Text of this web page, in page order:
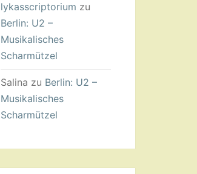
lykasscriptorium zu
Berlin: U2 –
Musikalisches
Scharmützel
Salina zu Berlin: U2 –
Musikalisches
Scharmützel